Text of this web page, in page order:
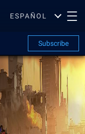
ESPAÑOL
Subscribe